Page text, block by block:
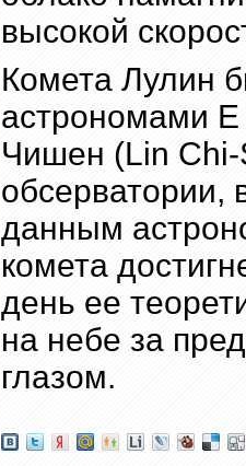
высокой
Комета Лулин
астрономами
Чишен (Lin Chi-
обсерватории,
данным
комета
день ее
на небе за
глазом.